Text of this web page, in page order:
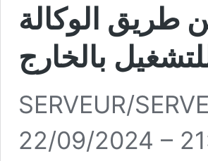
طريق الوكالة
بالخارج
SERVEUR/
22/09/2024 –